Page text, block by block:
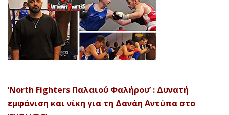
‘North Fighters Παλαιού Φαλήρου’ : Δυνατή
εμφάνιση και νίκη για τη Δανάη Αντύπα στο